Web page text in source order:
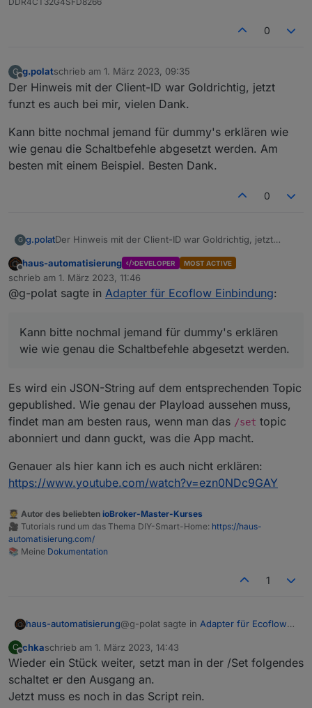
0
G
Offline
g.polatschrieb am 1. März 2023, 09:35
zuletzt editiert von
Der Hinweis mit der Client-ID war Goldrichtig, jetzt
funzt es auch bei mir, vielen Dank.
Kann bitte nochmal jemand für dummy's erklären wie
wie genau die Schaltbefehle abgesetzt werden. Am
besten mit einem Beispiel. Besten Dank.
0
G g.polatDer Hinweis mit der Client-ID war Goldrichtig, jetzt
Kann bitte nochmal jemand für dummy's erklären wie
wie genau die Schaltbefehle abgesetzt werden. Am
besten mit einem Beispiel. Besten Dank.
Offline
haus-automatisierung DEVELOPER MOST ACTIVE
schrieb am 1. März 2023, 11:46
zuletzt editiert von
@g-polat sagte in Adapter für Ecoflow Einbindung:
Kann bitte nochmal jemand für dummy's erklären
wie wie genau die Schaltbefehle abgesetzt werden.
Es wird ein JSON-String auf dem entsprechenden Topic
gepublished. Wie genau der Playload aussehen muss,
findet man am besten raus, wenn man das /set topic
abonniert und dann guckt, was die App macht.
Genauer als hier kann ich es auch nicht erklären:
https://www.youtube.com/watch?v=ezn0NDc9GAY
🧑‍🎓 Autor des beliebten ioBroker-Master-Kurses
🎥 Tutorials rund um das Thema DIY-Smart-Home: https://haus-
automatisierung.com/
📚 Meine Dokumentation
1
haus-automatisierung@g-polat sagte in Adapter für Ecoflow
Kann bitte nochmal jemand für
dummy's erklären wie wie genau
die Schaltbefehle abgesetzt
werden.
Es wird ein JSON-String auf dem
entsprechenden Topic gepublished. Wie
C
Offline
chkaschrieb am 1. März 2023, 14:43
zuletzt editiert von
Wieder ein Stück weiter, setzt man in der /Set folgendes
schaltet er den Ausgang an.
Jetzt muss es noch in das Script rein.